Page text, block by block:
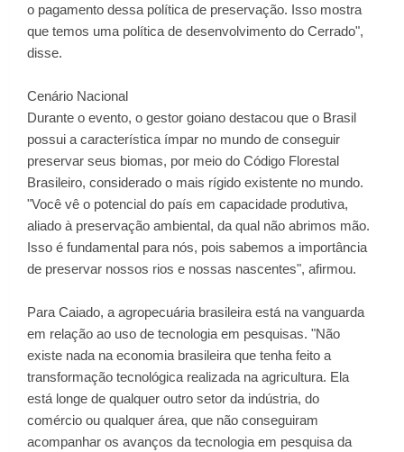
o pagamento dessa política de preservação. Isso mostra
que temos uma política de desenvolvimento do Cerrado",
disse.
Cenário Nacional
Durante o evento, o gestor goiano destacou que o Brasil
possui a característica ímpar no mundo de conseguir
preservar seus biomas, por meio do Código Florestal
Brasileiro, considerado o mais rígido existente no mundo.
"Você vê o potencial do país em capacidade produtiva,
aliado à preservação ambiental, da qual não abrimos mão.
Isso é fundamental para nós, pois sabemos a importância
de preservar nossos rios e nossas nascentes", afirmou.
Para Caiado, a agropecuária brasileira está na vanguarda
em relação ao uso de tecnologia em pesquisas. "Não
existe nada na economia brasileira que tenha feito a
transformação tecnológica realizada na agricultura. Ela
está longe de qualquer outro setor da indústria, do
comércio ou qualquer área, que não conseguiram
acompanhar os avanços da tecnologia em pesquisa da